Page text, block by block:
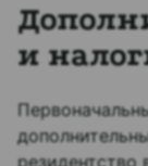
и
резидентство